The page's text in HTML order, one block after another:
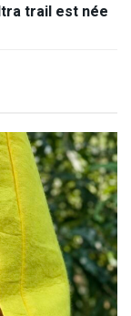
trail est née